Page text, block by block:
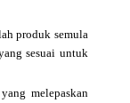
produk semula
sesuai untuk
melepaskan